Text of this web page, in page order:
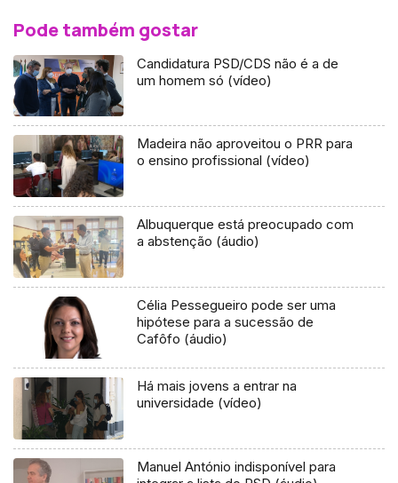
Pode também gostar
Candidatura PSD/CDS não é a de
um homem só (vídeo)
Madeira não aproveitou o PRR para
o ensino profissional (vídeo)
Albuquerque está preocupado com
a abstenção (áudio)
Célia Pessegueiro pode ser uma
hipótese para a sucessão de
Cafôfo (áudio)
Há mais jovens a entrar na
universidade (vídeo)
Manuel António indisponível para